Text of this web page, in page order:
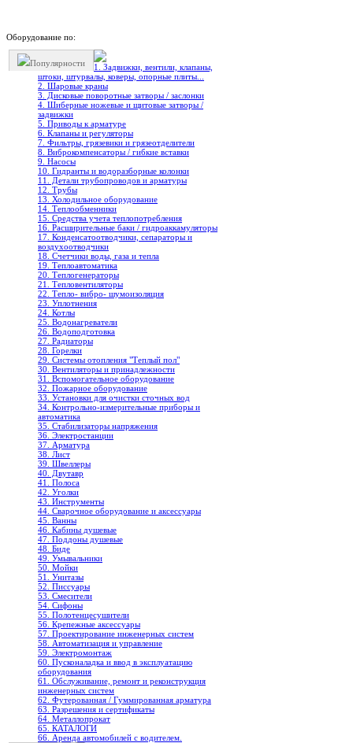
Оборудование по:
Популярности
1. Задвижки, вентили, клапаны,
штоки, штурвалы, коверы, опорные плиты...
2. Шаровые краны
3. Дисковые поворотные затворы / заслонки
4. Шиберные ножевые и щитовые затворы /
задвижки
5. Приводы к арматуре
6. Клапаны и регуляторы
7. Фильтры, грязевики и грязеотделители
8. Виброкомпенсаторы / гибкие вставки
9. Насосы
10. Гидранты и водоразборные колонки
11. Детали трубопроводов и арматуры
12. Трубы
13. Холодильное oборудование
14. Теплообменники
15. Средства учета теплопотребления
16. Расширительные баки / гидроаккамуляторы
17. Конденсатоотводчики, сепараторы и
воздухоотводчики
18. Счетчики воды, газа и тепла
19. Теплоавтоматика
20. Теплогенераторы
21. Тепловентиляторы
22. Тепло- вибро- шумоизоляция
23. Уплотнения
24. Котлы
25. Водонагреватели
26. Водоподготовка
27. Радиаторы
28. Горелки
29. Системы отопления "Теплый пол"
30. Вентиляторы и принадлежности
31. Вспомогательное оборудование
32. Пожарное оборудование
33. Установки для очистки сточных вод
34. Контрольно-измерительные приборы и
автоматика
35. Стабилизаторы напряжения
36. Электростанции
37. Арматура
38. Лист
39. Швеллеры
40. Двутавр
41. Полоса
42. Уголки
43. Инструменты
44. Сварочное оборудование и аксессуары
45. Ванны
46. Кабины душевые
47. Поддоны душевые
48. Биде
49. Умывальники
50. Мойки
51. Унитазы
52. Писсуары
53. Смесители
54. Сифоны
55. Полотенцесушители
56. Крепежные аксессуары
57. Проектирование инженерных систем
58. Автоматизация и управление
59. Электромонтаж
60. Пусконаладка и ввод в эксплуатацию
оборудования
61. Обслуживание, ремонт и реконструкция
инженерных систем
62. Футерованная / Гуммированная арматура
63. Разрешения и сертификаты
64. Металлопрокат
65. КАТАЛОГИ
66. Аренда автомобилей с водителем.